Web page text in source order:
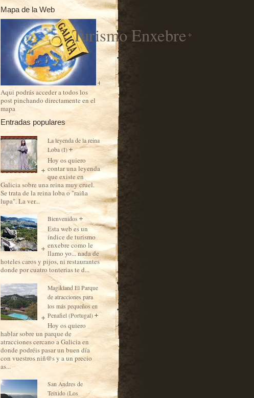
Turismo Enxebre
Mapa de la Web
Aqui podrás acceder a todos los
post pinchando directamente en el
mapa
Entradas populares
La leyenda de la reina
Loba (I)
Hoy os quiero
contar una leyenda
que existe en
Galicia sobre una reina muy cruel.
Se trata de la reina loba o "raiña
lupa". La ver...
Bienvenidos
Esta web es un
índice de turismo
enxebre como le
llamo yo... nada de
hoteles caros y pijos, ni restaurantes
donde por cuatro tonterias te d...
Magikland El Parque
de atracciones para
los más pequeños en
Penafiel (Portugal)
Hoy os quiero
hablar sobre un parque de
atracciones cercano a Galicia en
donde podréis pasar un buen día
con vuestros niñ@s y a un precio
as...
San Andres de
Teixido (Los